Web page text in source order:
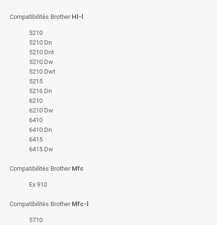
Compatibilités Brother Hl-l
5210
5210 Dn
5210 Dnt
5210 Dw
5210 Dwt
5215
5216 Dn
6210
6210 Dw
6410
6410 Dn
6415
6415 Dw
Compatibilités Brother Mfc
Ex 910
Compatibilités Brother Mfc-l
5710